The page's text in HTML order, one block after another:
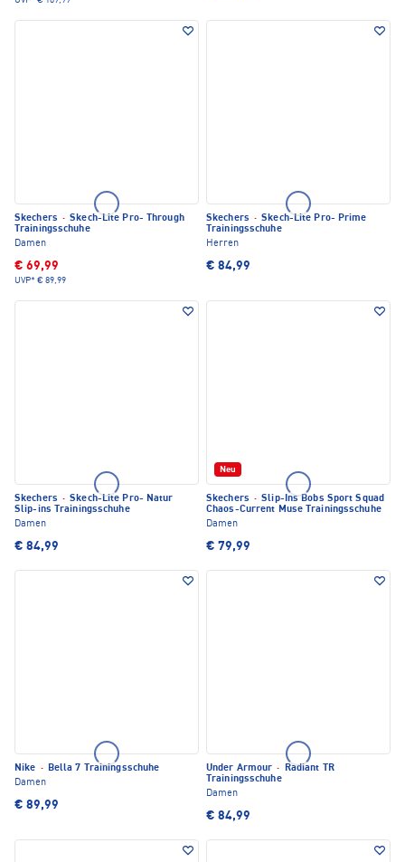
Skechers · Skech-Lite Pro- Through
Trainingsschuhe
Damen
€ 69,99
UVP* € 89,99
Skechers · Skech-Lite Pro- Prime
Trainingsschuhe
Herren
€ 84,99
Skechers · Skech-Lite Pro- Natur
Slip-ins Trainingsschuhe
Damen
€ 84,99
Neu
Skechers · Slip-Ins Bobs Sport Squad
Chaos-Current Muse Trainingsschuhe
Damen
€ 79,99
Nike · Bella 7 Trainingsschuhe
Damen
€ 89,99
Under Armour ·
Radiant TR
Trainingsschuhe
Damen
€ 84,99